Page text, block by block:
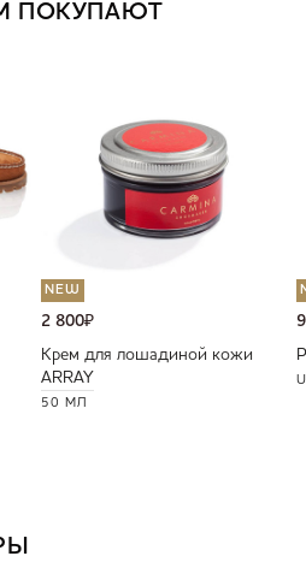
ПОКУПАЮТ
NEW
2 800₽
Крем для лошадиной кожи
ARRAY
50 МЛ